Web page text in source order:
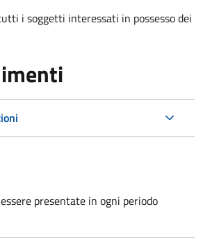
i soggetti interessati in possesso dei
presentate in ogni periodo